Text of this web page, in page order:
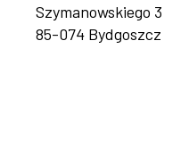
Szymanowskiego 3
85-074 Bydgoszcz